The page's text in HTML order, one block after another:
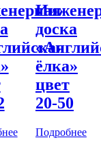
доска
ёлка»
цвет
20-50
Подробнее